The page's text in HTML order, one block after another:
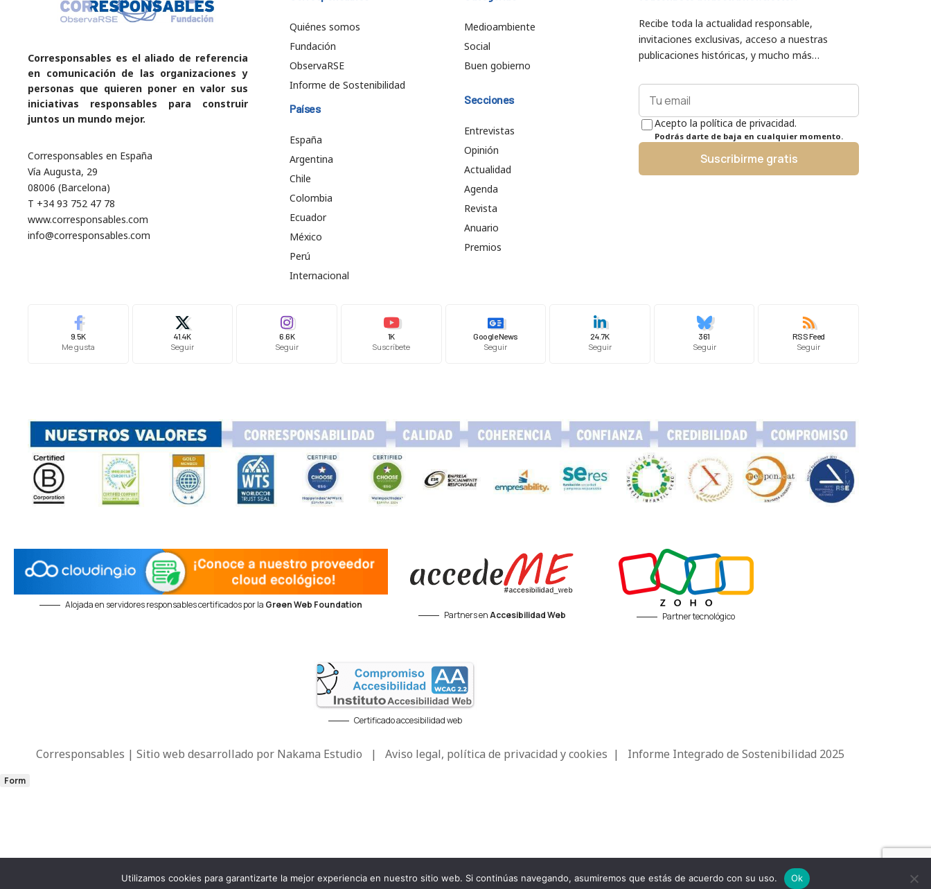
Corresponsables es el aliado de referencia
en comunicación de las organizaciones y
personas que quieren poner en valor sus
iniciativas responsables para construir
juntos un mundo mejor.
Corresponsables en España
Vía Augusta, 29
08006 (Barcelona)
T +34 93 752 47 78
www.corresponsables.com
info@corresponsables.com
Quiénes somos
Fundación
ObservaRSE
Informe de Sostenibilidad
Países
España
Argentina
Chile
Colombia
Ecuador
México
Perú
Internacional
Medioambiente
Social
Buen gobierno
Secciones
Entrevistas
Opinión
Actualidad
Agenda
Revista
Anuario
Premios
Recibe toda la actualidad responsable,
invitaciones exclusivas, acceso a nuestras
publicaciones históricas, y mucho más…
Acepto la política de privacidad.
Podrás darte de baja en cualquier momento.
Suscribirme gratis
9.5K
Me gusta
41.4K
Seguir
6.6K
Seguir
1K
Suscríbete
Google News
Seguir
24.7K
Seguir
361
Seguir
RSS Feed
Seguir
Alojada en servidores responsables certificados por la Green Web Foundation
Partners enAccesibilidad Web Partner tecnológico
Certificado accesibilidad web
Corresponsables | Sitio web desarrollado por Nakama Estudio | Aviso legal, política de privacidad y cookies | Informe Integrado de Sostenibilidad 2025
Form
Utilizamos cookies para garantizarte la mejor experiencia en nuestro sitio web. Si continúas navegando, asumiremos que estás de acuerdo con su uso. Ok